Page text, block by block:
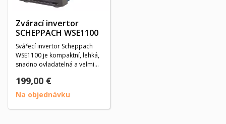
Zvárací invertor
SCHEPPACH WSE1100
Svářecí invertor Scheppach
WSE1100 je kompaktní, lehká,
snadno ovladatelná a velmi
199,00 €
Na objednávku